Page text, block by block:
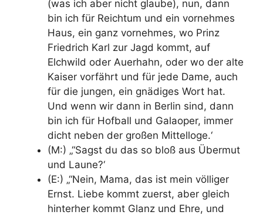
(was ich aber nicht glaube), nun, dann
bin ich für Reichtum und ein vornehmes
Haus, ein ganz vornehmes, wo Prinz
Friedrich Karl zur Jagd kommt, auf
Elchwild oder Auerhahn, oder wo der alte
Kaiser vorfährt und für jede Dame, auch
für die jungen, ein gnädiges Wort hat.
Und wenn wir dann in Berlin sind, dann
bin ich für Hofball und Galaoper, immer
dicht neben der großen Mittelloge.‘
(M:) „“Sagst du das so bloß aus Übermut
und Laune?‘
(E:) „“Nein, Mama, das ist mein völliger
Ernst. Liebe kommt zuerst, aber gleich
hinterher kommt Glanz und Ehre, und